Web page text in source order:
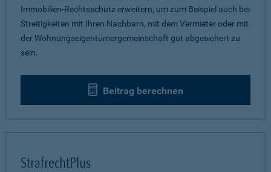
Immobilien-Rechtsschutz erweitern, um zum Beispiel auch bei
Streitigkeiten mit Ihren Nachbarn, mit dem Vermieter oder mit
der Wohnungseigentümergemeinschaft gut abgesichert zu
sein.
Beitrag berechnen
StrafrechtPlus